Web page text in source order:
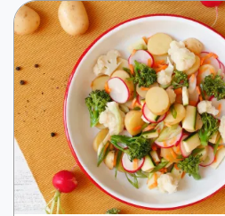
이
미
지